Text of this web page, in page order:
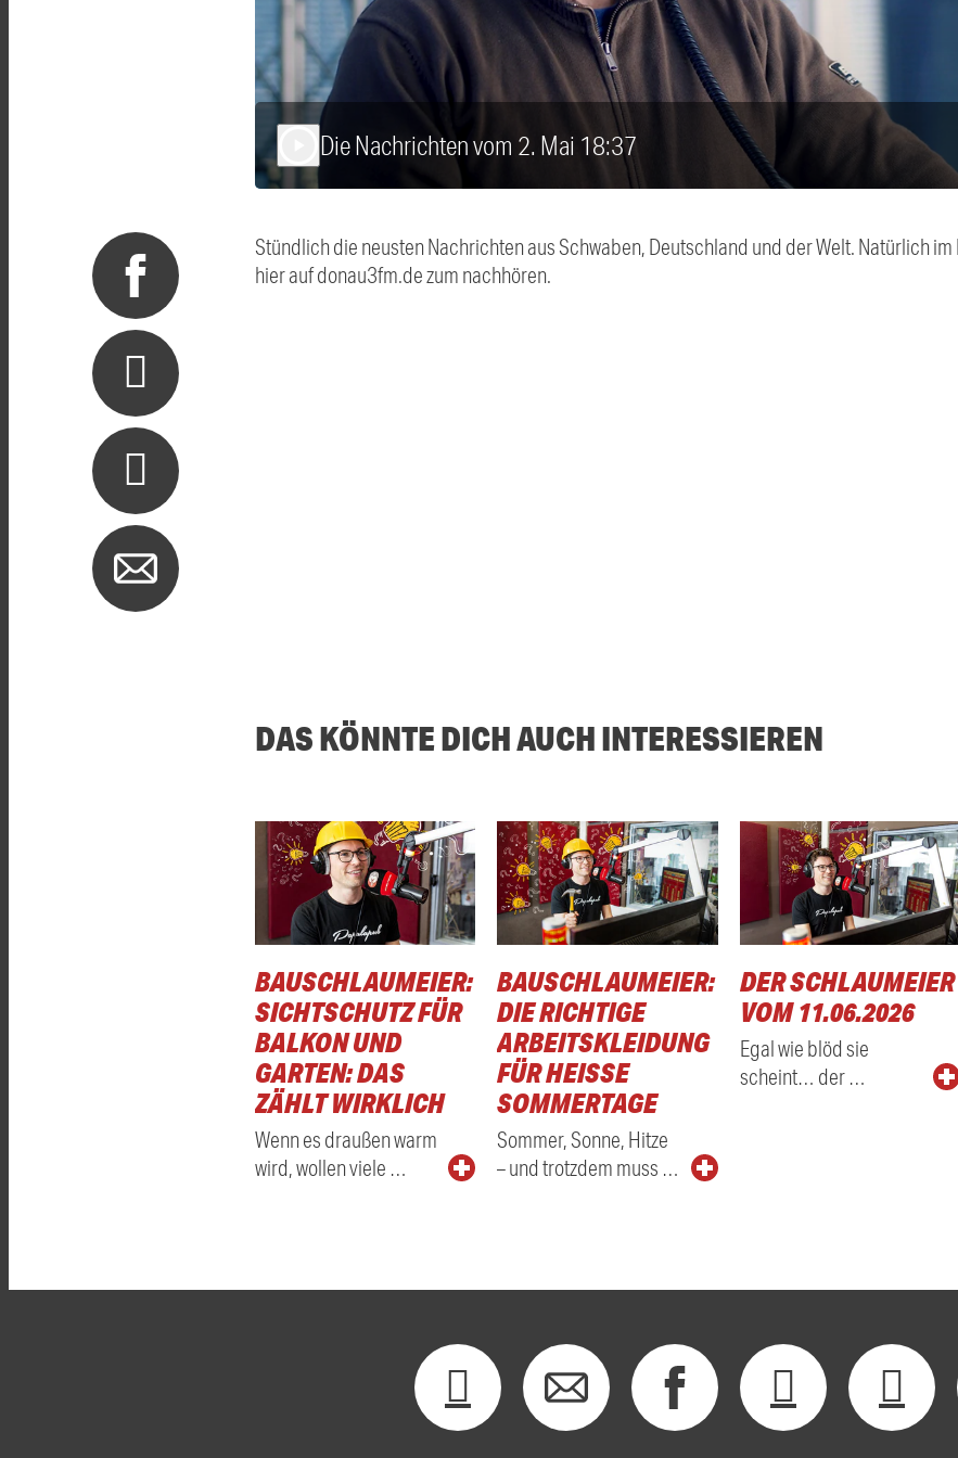
Die Nachrichten vom 2. Mai 18:37
Stündlich die neusten Nachrichten aus Schwaben, Deutschland und der Welt. Natürlich
hier auf donau3fm.de zum nachhören.
DAS KÖNNTE DICH AUCH INTERESSIEREN
BAUSCHLAUMEIER:
SICHTSCHUTZ FÜR
BALKON UND
GARTEN: DAS
ZÄHLT WIRKLICH
Wenn es draußen warm
wird, wollen viele …
BAUSCHLAUMEIER:
DIE RICHTIGE
ARBEITSKLEIDUNG
FÜR HEISSE S
OMMERTAGE
Sommer, Sonne, Hitze
– und trotzdem muss …
DER SCHLAUMEIER
VOM 11.06.2026
Egal wie blöd sie
scheint… der …